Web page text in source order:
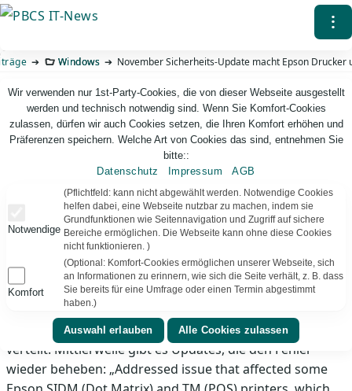
Direkt
Inhalt
⁝
Windows November Sicherheits-Update macht Epson Drucker
PBCS IT-News – IT. Web. Einfach. Webdesign, Analyse & Beratung
November Sicherheits-Update macht Epson
Drucker unbrauchbar
Auch die beliebte Bondrucker-TM-Serie war betroffen –
und alle Versionen von Windows ab 7 und#Windows
Server ab 2008 R2.
auch ein Update für Windows 1709 verfügbar und wird
verteilt. Mittlerweile gibt es Updates, die den Fehler
wieder beheben: „Addressed issue that affected some
Wir verwenden nur 1st-Party-Cookies, die von dieser Webseite ausgestellt
werden und technisch notwendig sind. Wenn Sie Komfort-Cookies
zulassen, dürfen wir auch Cookies setzen, die Ihren Komfort erhöhen und
Präferenzen speichern. Welche Art von Cookies das sind, entnehmen Sie
bitte::
Datenschutz
Impressum AGB
Notwendige
(Pflichtfeld: kann nicht abgewählt werden. Notwendige Cookies
helfen dabei, eine Webseite nutzbar zu machen, indem sie
Grundfunktionen wie Seitennavigation und Zugriff auf sichere
Bereiche ermöglichen. Die Webseite kann ohne diese Cookies
nicht funktionieren. )
Komfort
(Optional: Komfort-Cookies ermöglichen unserer Webseite, sich
an Informationen zu erinnern, wie sich die Seite verhält, z. B. dass
Sie bereits für eine Umfrage oder einen Termin abgestimmt
haben.)